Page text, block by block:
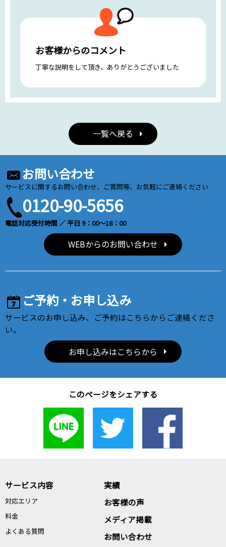
お客様からのコメント
丁寧な説明をして頂き、ありがとうございました
一覧へ戻る
お問い合わせ
サービスに関するお問い合わせ、ご質問等、お気軽にご連絡ください
0120-90-5656
電話対応受付時間 ／ 平日 9：00～18：00
WEBからのお問い合わせ
ご予約・お申し込み
サービスのお申し込み、ご予約はこちらからご連絡くださ
い。
お申し込みはこちらから
このページをシェアする
サービス内容
対応エリア
料金
よくある質問
実績
お客様の声
メディア掲載
お問い合わせ